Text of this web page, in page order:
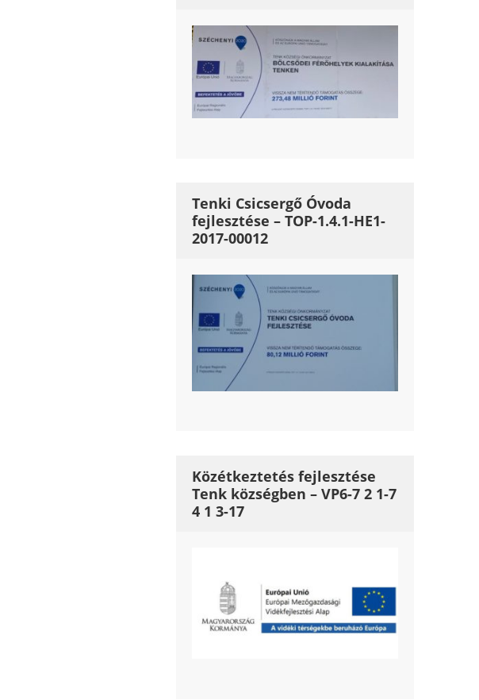
Tenki Csicsergő Óvoda
fejlesztése – TOP-1.4.1-HE1-
2017-00012
Közétkeztetés fejlesztése
Tenk községben – VP6-7 2 1-7
4 1 3-17